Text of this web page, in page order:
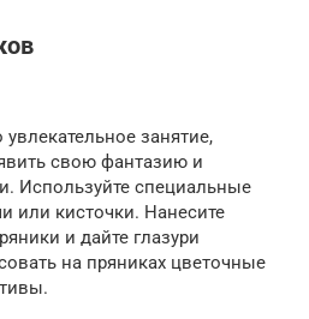
занятие,
свою фантазию и
Используйте специальные
или кисточки. Нанесите
и дайте глазури
на пряниках цветочные